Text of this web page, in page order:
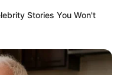
Stories You Won't